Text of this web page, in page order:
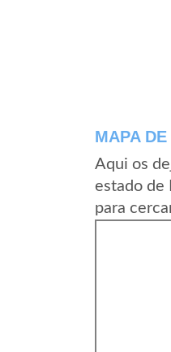
MAPA
Aqui os
estado de
para